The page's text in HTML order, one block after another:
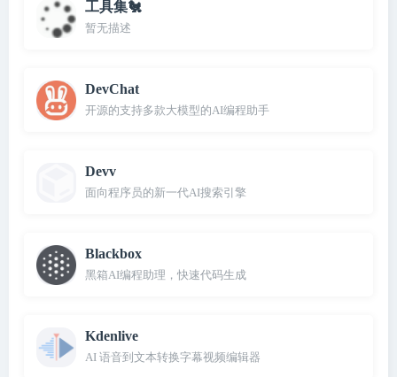
工具集🐔
暂无描述
DevChat
开源的支持多款大模型的AI编程助手
Devv
面向程序员的新一代AI搜索引擎
Blackbox
黑箱AI编程助理，快速代码生成
Kdenlive
AI 语音到文本转换字幕视频编辑器